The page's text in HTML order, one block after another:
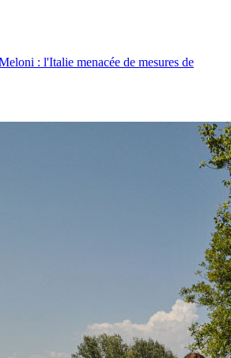
: l'Italie menacée de mesures de